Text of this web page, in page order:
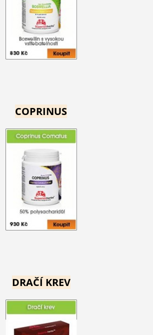
COPRINUS
DRAČÍ KREV